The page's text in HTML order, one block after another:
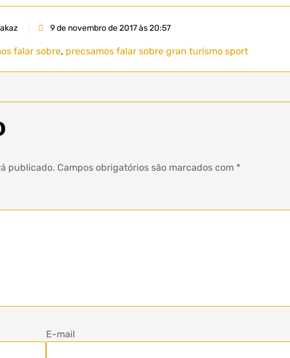
9 de novembro de 2017 às 20:57
falar sobre, precsamos falar sobre gran turismo sport
publicado. Campos obrigatórios são marcados com *
E-mail